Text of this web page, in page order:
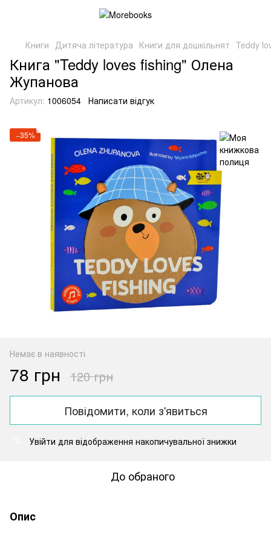
Книги Дитяча література Книги для дошкільнят Teddy
Книга "Teddy loves fishing" Олена
Жупанова
Артикул: 1006054 Написати відгук
−35%
Немає в наявності
78 грн 120 грн
Повідомити, коли з'явиться
Увійти для відображення накопичувальної знижки
До обраного
Опис